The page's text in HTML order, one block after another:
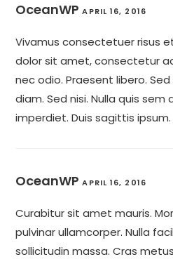
OceanWP APRIL 16, 2016
Vivamus consectetuer risus
dolor sit amet, consectetur
nec odio. Praesent libero.
diam. Sed nisi. Nulla quis
imperdiet. Duis sagittis ipsum.
OceanWP APRIL 16, 2016
Curabitur sit amet mauris.
pulvinar ullamcorper. Nulla
sollicitudin massa. Cras